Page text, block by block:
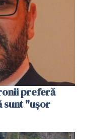
preferă
sunt "uşor